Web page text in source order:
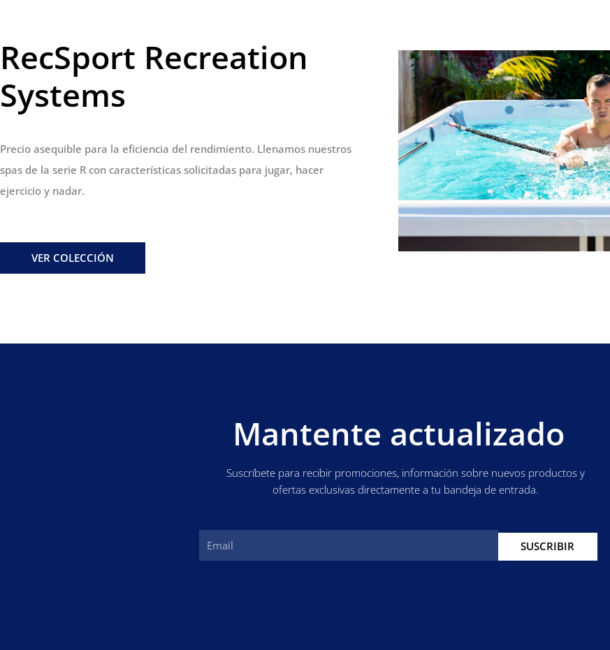
RecSport Recreation
Systems
Precio asequible para la eficiencia del rendimiento. Llenamos nuestros
spas de la serie R con características solicitadas para jugar, hacer
ejercicio y nadar.
VER COLECCIÓN
Mantente actualizado
Suscríbete para recibir promociones, información sobre nuevos productos y
ofertas exclusivas directamente a tu bandeja de entrada.
SUSCRIBIR